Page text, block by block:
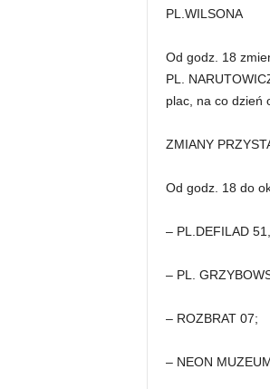
PL.WILSONA
Od godz. 18
PL.
plac, na co dzień
ZMIANY
Od godz. 18 do
– PL.DEFILAD
– PL.
– ROZBRAT 07;
– NEON